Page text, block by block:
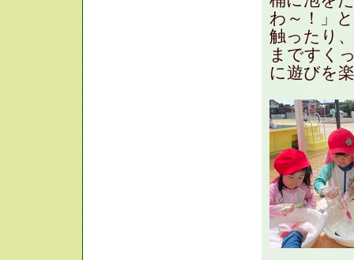
わ～！」
触ったり
まですく
に遊びを